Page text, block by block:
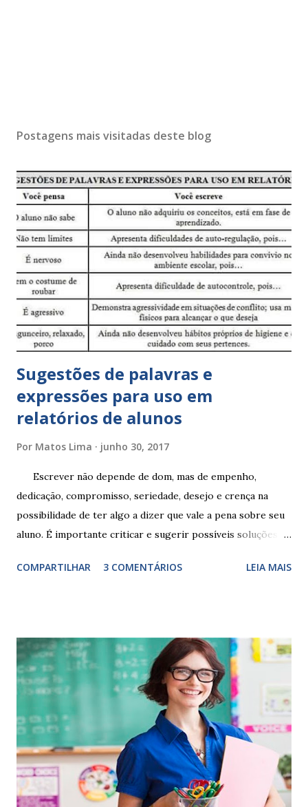
Postagens mais visitadas deste blog
Sugestões de palavras e
expressões para uso em
relatórios de alunos
Por Matos Lima junho 30, 2017
Escrever não depende de dom, mas de empenho,
dedicação, compromisso, seriedade, desejo e crença na
possibilidade de ter algo a dizer que vale a pena sobre seu
aluno. É importante criticar e sugerir possíveis soluções.
exercitação. E encontrar a melhor maneira de expressar o
sempre as intervenções feitas para ações apresentadas,
isso ressalta trabalho. SUGESTÕES DE PALAVRAS E
EXPRESSÕES PARA USO EM RELATÓRIOS Você pensa Você
escreve O aluno não sabe O aluno não adquiriu os
conceitos, está em fase de aprendizado. Não tem limites
Apresenta dificuldades de auto-regulação, pois… É nervoso
Ainda não desenvolveu habilidades para convívio no
ambiente...
COMPARTILHAR 3 COMENTÁRIOS LEIA MAIS